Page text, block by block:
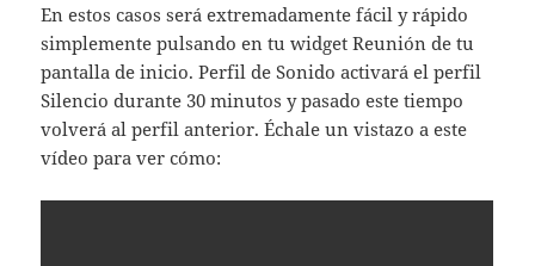
En estos casos será extremadamente fácil y rápido
simplemente pulsando en tu widget Reunión de tu
pantalla de inicio. Perfil de Sonido activará el perfil
Silencio durante 30 minutos y pasado este tiempo
volverá al perfil anterior. Échale un vistazo a este
vídeo para ver cómo: